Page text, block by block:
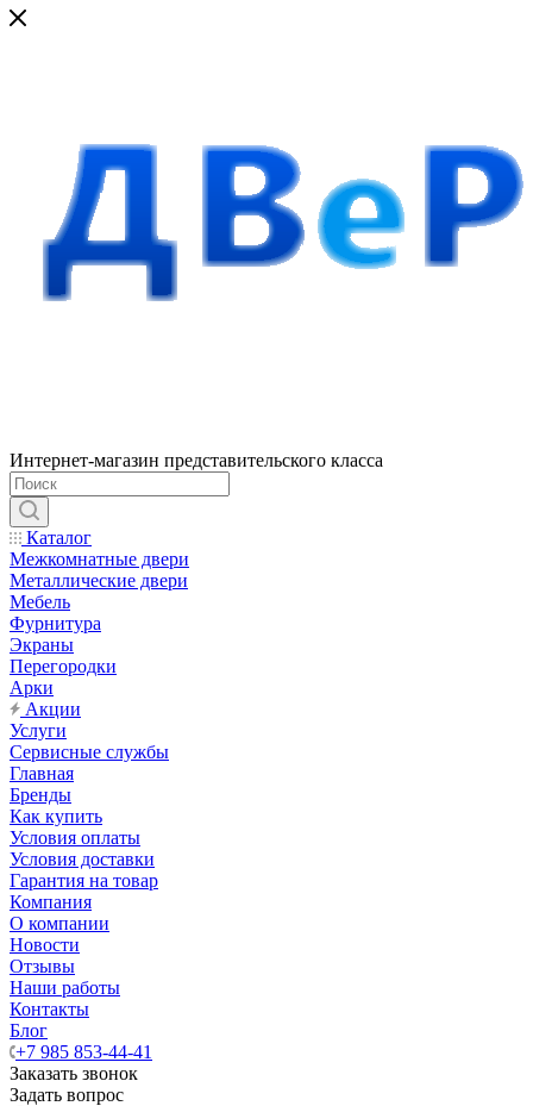
Интернет-магазин представительского класса
Каталог
Межкомнатные двери
Металлические двери
Мебель
Фурнитура
Экраны
Перегородки
Арки
Акции
Услуги
Сервисные службы
Главная
Бренды
Как купить
Условия оплаты
Условия доставки
Гарантия на товар
Компания
О компании
Новости
Отзывы
Наши работы
Контакты
Блог
+7 985 853-44-41
Заказать звонок
Задать вопрос